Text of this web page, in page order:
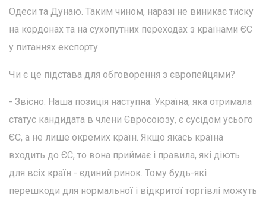
Одеси та Дунаю. Таким чином, наразі не виникає тиску
на кордонах та на сухопутних переходах з країнами ЄС
у питаннях експорту.
Чи є це підстава для обговорення з європейцями?
- Звісно. Наша позиція наступна: Україна, яка отримала
статус кандидата в члени Євросоюзу, є сусідом усього
ЄС, а не лише окремих країн. Якщо якась країна
входить до ЄС, то вона приймає і правила, які діють
для всіх країн - єдиний ринок. Тому будь-які
перешкоди для нормальної і відкритої торгівлі можуть